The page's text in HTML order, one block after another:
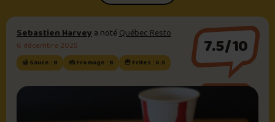
Sebastien Harveya notéQuébec Resto
6 décembre 2025
🍯 Sauce : 8 🧀 Fromage : 8 🍟 Frites : 6.5
7.5/10